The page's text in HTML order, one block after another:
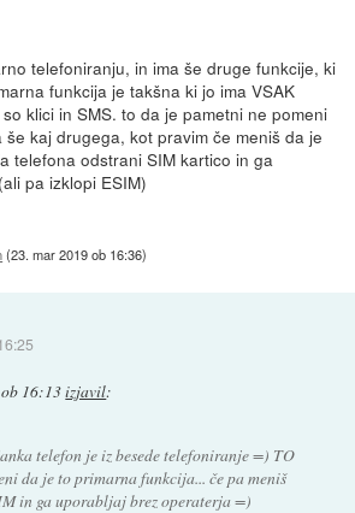
telefoniranju, in ima še druge funkcije, ki
funkcija je takšna ki jo ima VSAK
klici in SMS. to da je pametni ne pomeni
kaj drugega, kot pravim če meniš da je
telefona odstrani SIM kartico in ga
pa izklopi ESIM)
(23. mar 2019 ob 16:36)
16:13izjavil:
telefon je iz besede telefoniranje =) TO
da je to primarna funkcija... če pa meniš
in ga uporabljaj brez operaterja =)